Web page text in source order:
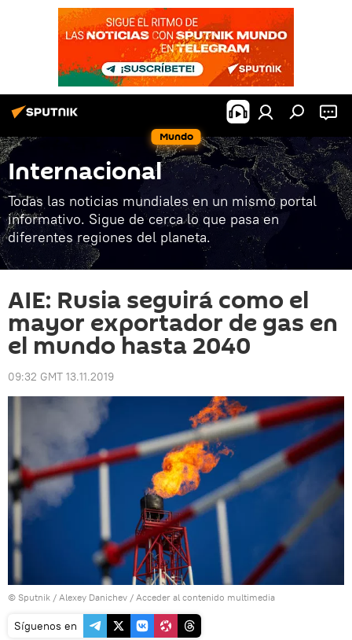
Mundo
Internacional
Todas las noticias mundiales en un mismo portal
informativo. Sigue de cerca lo que pasa en
diferentes regiones del planeta.
AIE: Rusia seguirá como el
mayor exportador de gas en
el mundo hasta 2040
09:32 GMT 13.11.2019
© Sputnik / Alexey Danichev / Acceder al contenido multimedia
Síguenos en